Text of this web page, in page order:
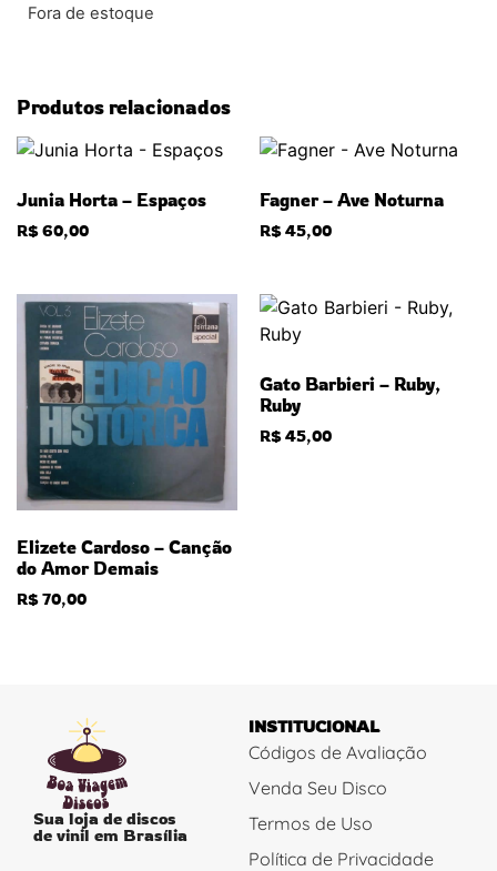
Fora de estoque
Produtos relacionados
Junia Horta – Espaços
R$60,00
Fagner – Ave Noturna
R$45,00
Elizete Cardoso – Canção
do Amor Demais
R$70,00
Gato Barbieri – Ruby,
Ruby
R$45,00
Sua loja de discos
de vinil em Brasília
INSTITUCIONAL
Códigos de Avaliação
Venda Seu Disco
Termos de Uso
Política de Privacidade